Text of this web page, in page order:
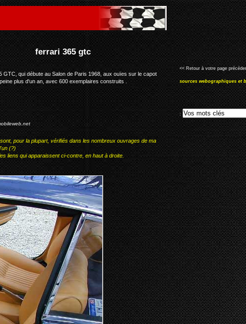
qui débute au Salon de Paris 1968, aux ouïes sur le capot
plus d'un an, avec 600 exemplaires construits .
pour la plupart, vérifiés dans les nombreux ouvrages de ma
(?)
liens qui apparaissent ci-contre, en haut à droite.
<< Retour à votre page
sources webographiques et
: